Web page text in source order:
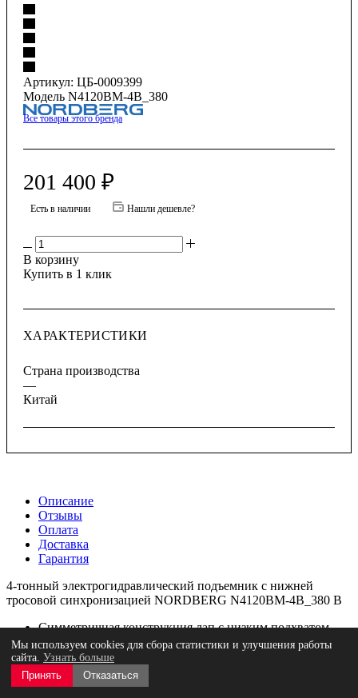
Артикул: ЦБ-0009399
Модель N4120BM-4B_380
Все товары этого бренда
201 400 ₽
Есть в наличии Нашли дешевле?
В корзину
Купить в 1 клик
ХАРАКТЕРИСТИКИ
Страна производства
—
Китай
Описание
Отзывы
Оплата
Доставка
Гарантия
4-тонный электрогидравлический подъемник с нижней
тросовой синхронизацией NORDBERG N4120BM-4B_380 В
Cимметричная конструкция лап с низким подхватом
Разблокировка стопорных механизмов с одной колонны
Электронное управление
Гидравлические цилиндры изготовлены из
качественных компонентов
Мы используем cookies для сбора статистики и улучшения работы
сайта. Узнать больше
Принять
Отказаться